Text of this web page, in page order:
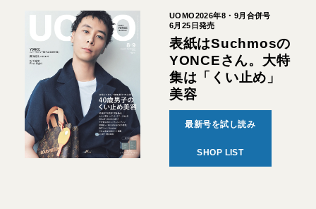
UOMO2026年8・9月合併号
6月25日発売
表紙はSuchmosの
YONCEさん。大特
集は「くい止め」
美容
最新号を試し読み
SHOP LIST